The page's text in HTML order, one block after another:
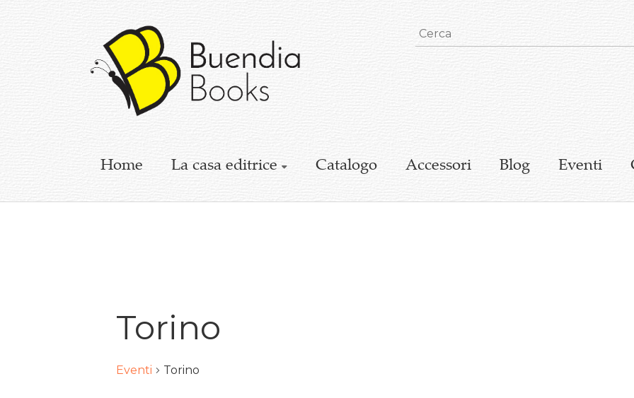
Buendia
Books
Home La casa editrice Catalogo Accessori Blog Eventi
Torino
Eventi Torino